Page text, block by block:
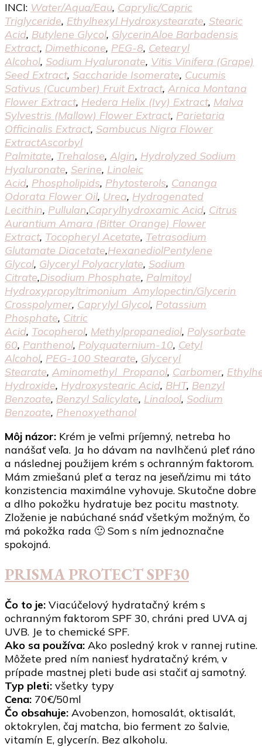
INCI: Water/​Aqua/​Eau, Caprylic/​Capric
Triglyceride, Ethylhexyl Hydroxystearate, Stearic
Acid, Butylene Glycol, GlycerinAloe Barbadensis
Extract, Dimethicone, PEG-8, Cetearyl
Alcohol, Sodium Hyaluronate, Vitis Vinifera (Grape)
Seed Extract, Saccharide Isomerate, Cucumis
Sativus (Cucumber) Fruit Extract, Arnica Montana
Flower Extract, Hedera Helix (Ivy) Extract, Malva
Sylvestris (Mallow) Flower Extract, Parietaria
Officinalis Extract, Sambucus Nigra Flower
ExtractAscorbyl
Palmitate, Trehalose, Algin, Hydrolyzed Sodium
Hyaluronate, Serine, Linoleic
Acid, Phospholipids, Phytosterols, Cananga
Odorata Flower Oil, Urea, Hydrogenated
Lecithin, Pullulan,Caprylhydroxamic Acid, Citrus
Aurantium Amara (Bitter Orange) Flower
Extract, Tocopheryl Acetate, Tetrasodium
Glutamate Diacetate,HexanediolPentylene
Glycol, Glyceryl Polyacrylate, Sodium
Citrate,Disodium Phosphate, Palmitoyl
Hydroxypropyltrimonium Amylopectin/​Glycerin
Crosspolymer, Caprylyl Glycol, Potassium
Phosphate, Citric
Acid, Tocopherol, Methylpropanediol, Polysorbate
60, Panthenol, Polyquaternium-10, Cetyl
Alcohol, PEG-100 Stearate, Glyceryl
Stearate, Aminomethyl Propanol, Carbomer,
Hydroxide, Hydroxystearic Acid, BHT, Benzyl
Benzoate, Benzyl Salicylate, Linalool, Sodium
Benzoate, Phenoxyethanol
Môj názor: Krém je veľmi príjemný, netreba ho
nanášať veľa. Ja ho dávam na navlhčenú pleť ráno
a následnej použijem krém s ochranným faktorom.
Mám zmiešanú pleť a teraz na jeseň/zimu mi táto
konzistencia maximálne vyhovuje. Skutočne dobre
a dlho pokožku hydratuje bez pocitu mastnoty.
Zloženie je nabúchané snáď všetkým možným, čo
má pokožka rada 🙂 Som s ním jednoznačne
spokojná.
PRISMA PROTECT SPF30
Čo to je: Viacúčelový hydratačný krém s
ochranným faktorom SPF 30, chráni pred UVA aj
UVB. Je to chemické SPF.
Ako sa používa: Ako posledný krok v rannej rutine.
Môžete pred ním naniesť hydratačný krém, v
prípade mastnej pleti bude asi stačiť aj samotný.
Typ pleti: všetky typy
Cena: 70€/50ml
Čo obsahuje: Avobenzon, homosalát, oktisalát,
oktokrylen, čaj matcha, bio ferment zo šalvie,
vitamín E, glycerín. Bez alkoholu.